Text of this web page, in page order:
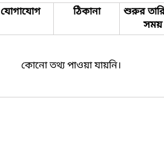
যোগাযোগ ঠিকানা
শুরুর
সময়
কোনো তথ্য পাওয়া যায়নি।